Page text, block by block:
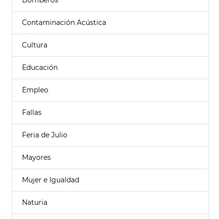
Contaminación Acústica
Cultura
Educación
Empleo
Fallas
Feria de Julio
Mayores
Mujer e Igualdad
Naturia